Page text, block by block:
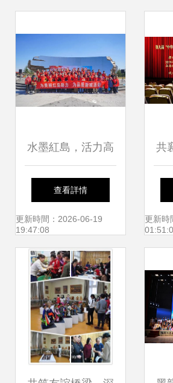
水墨紅島，活力高
新 一場紀念改革開
放四十周年的地書
文化盛宴
查看詳情
更新時間：2026-06-19
19:47:08
共
九
活
更新時